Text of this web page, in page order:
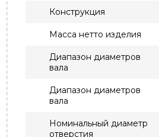
Конструкция
Масса нетто изделия
Диапазон диаметров
вала
Диапазон диаметров
вала
Номинальный диаметр
отверстия